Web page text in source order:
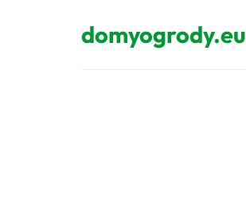
domyogrody.eu